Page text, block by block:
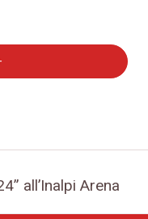
all’Inalpi Arena